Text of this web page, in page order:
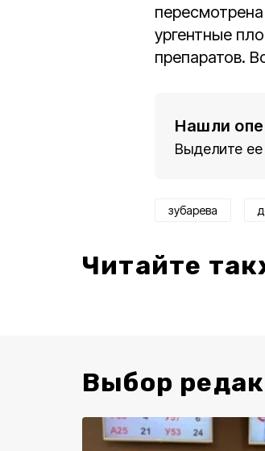
ургентные
препаратов.
Нашли
Выделите
зубарева
Читайте
Выбор